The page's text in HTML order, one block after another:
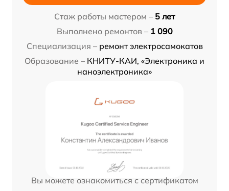
Стаж работы мастером – 5 лет
Выполнено ремонтов – 1 090
Специализация – ремонт электросамокатов
Образование – КНИТУ-КАИ, «Электроника и
наноэлектроника»
Вы можете ознакомиться с сертификатом